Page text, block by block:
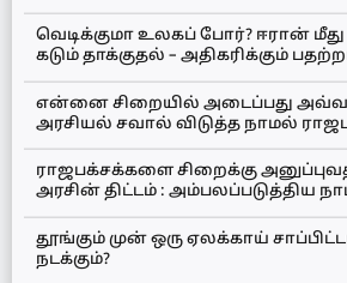
வெடிக்குமா உலகப் போர்? ஈரான்
கடும் தாக்குதல் – அதிகரிக்கும்
என்னை சிறையில் அடைப்பது
அரசியல் சவால் விடுத்த நாமல்
ராஜபக்சக்களை சிறைக்கு
அரசின் திட்டம் : அம்பலப்படுத்திய
தூங்கும் முன் ஒரு ஏலக்காய்
நடக்கும்?